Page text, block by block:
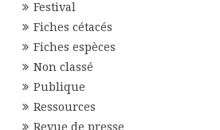
Festival
Fiches cétacés
Fiches espèces
Non classé
Publique
Ressources
Revue de presse